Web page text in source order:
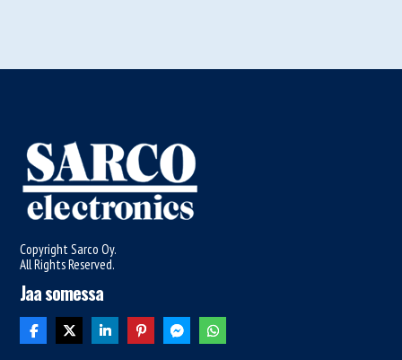
Copyright Sarco Oy.
All Rights Reserved.
Jaa somessa